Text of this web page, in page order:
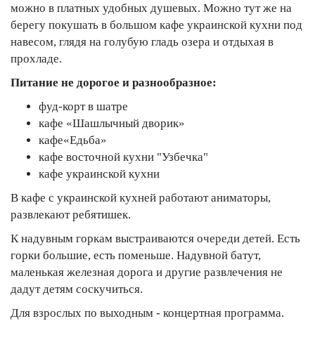
можно в платных удобных душевых. Можно тут же на
берегу покушать в большом кафе украинской кухни под
навесом, глядя на голубую гладь озера и отдыхая в
прохладе.
Питание не дорогое и разнообразное:
фуд-корт в шатре
кафе «Шашлычный дворик»
кафе«Едьба»
кафе восточной кухни "Узбечка"
кафе украинской кухни
В кафе с украинской кухней работают аниматоры,
развлекают ребятишек.
К надувным горкам выстраиваются очереди детей. Есть
горки большие, есть поменьше. Надувной батут,
маленькая железная дорога и другие развлечения не
дадут детям соскучиться.
Для взрослых по выходным - концертная программа.